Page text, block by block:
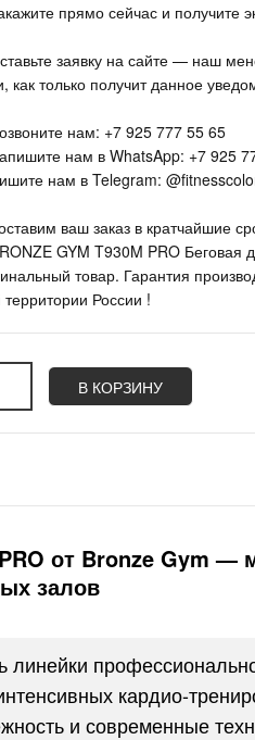
прямо сейчас и получите
заявку на сайте — наш
как только получит данное
нам: +7 925 777 55 65
нам в WhatsApp: +7 925
нам в Telegram:
ваш заказ в кратчайшие
GYM T930M PRO Беговая
товар. Гарантия
территории России !
В КОРЗИНУ
от Bronze Gym —
залов
линейки
кардио-
и современные